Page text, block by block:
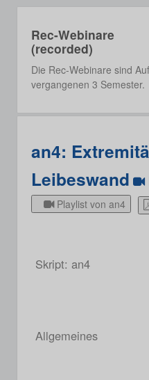
Rec-Webinare
(recorded)
Die Rec-Webinare sind
vergangenen 3 Semester.
an4:
Leibeswand
Playlist von an4
Skript: an4
Allgemeines